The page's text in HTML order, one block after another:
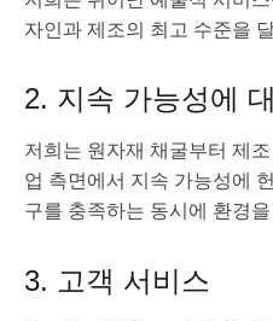
자인과 제조의 최고 수준을
2. 지속 가능성에
저희는 원자재 채굴부터 제
업 측면에서 지속 가능성에
구를 충족하는 동시에 환경
3. 고객 서비스